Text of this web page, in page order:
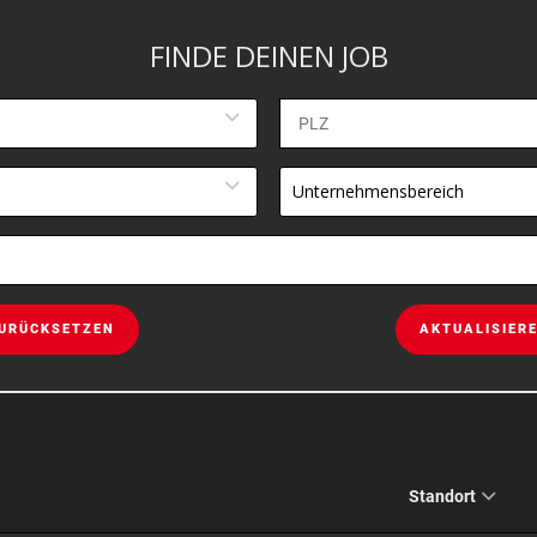
FINDE DEINEN JOB
Unternehmensbereich
Standort